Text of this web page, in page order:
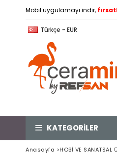
Mobil uygulamayı indir,
Türkçe - EUR
KATEGORİLER
Anasayfa >HOBİ VE SANATSAL